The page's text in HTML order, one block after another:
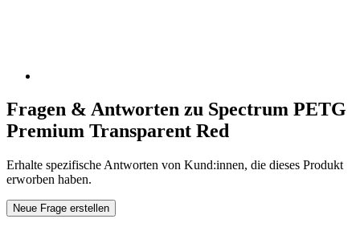
Fragen & Antworten zu Spectrum PETG
Premium Transparent Red
Erhalte spezifische Antworten von Kund:innen, die dieses Produkt
erworben haben.
Neue Frage erstellen